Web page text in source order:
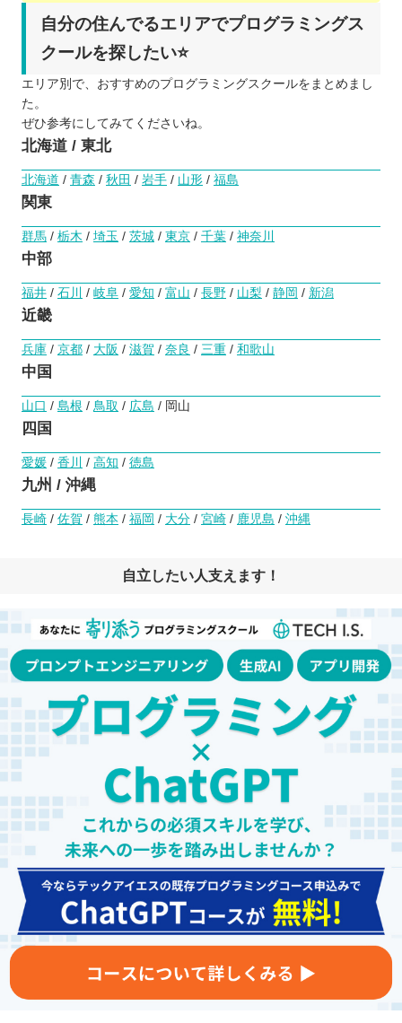
自分の住んでるエリアでプログラミングス
クールを探したい⭐️
エリア別で、おすすめのプログラミングスクールをまとめまし
た。
ぜひ参考にしてみてくださいね。
北海道 / 東北
北海道 / 青森 / 秋田 / 岩手 / 山形 / 福島
関東
群馬 / 栃木 / 埼玉 / 茨城 / 東京 / 千葉 / 神奈川
中部
福井 / 石川 / 岐阜 / 愛知 / 富山 / 長野 / 山梨 / 静岡 / 新潟
近畿
兵庫 / 京都 / 大阪 / 滋賀 / 奈良 / 三重 / 和歌山
中国
山口 / 島根 / 鳥取 / 広島 / 岡山
四国
愛媛 / 香川 / 高知 / 徳島
九州 / 沖縄
長崎 / 佐賀 / 熊本 / 福岡 / 大分 / 宮崎 / 鹿児島 / 沖縄
自立したい人支えます！